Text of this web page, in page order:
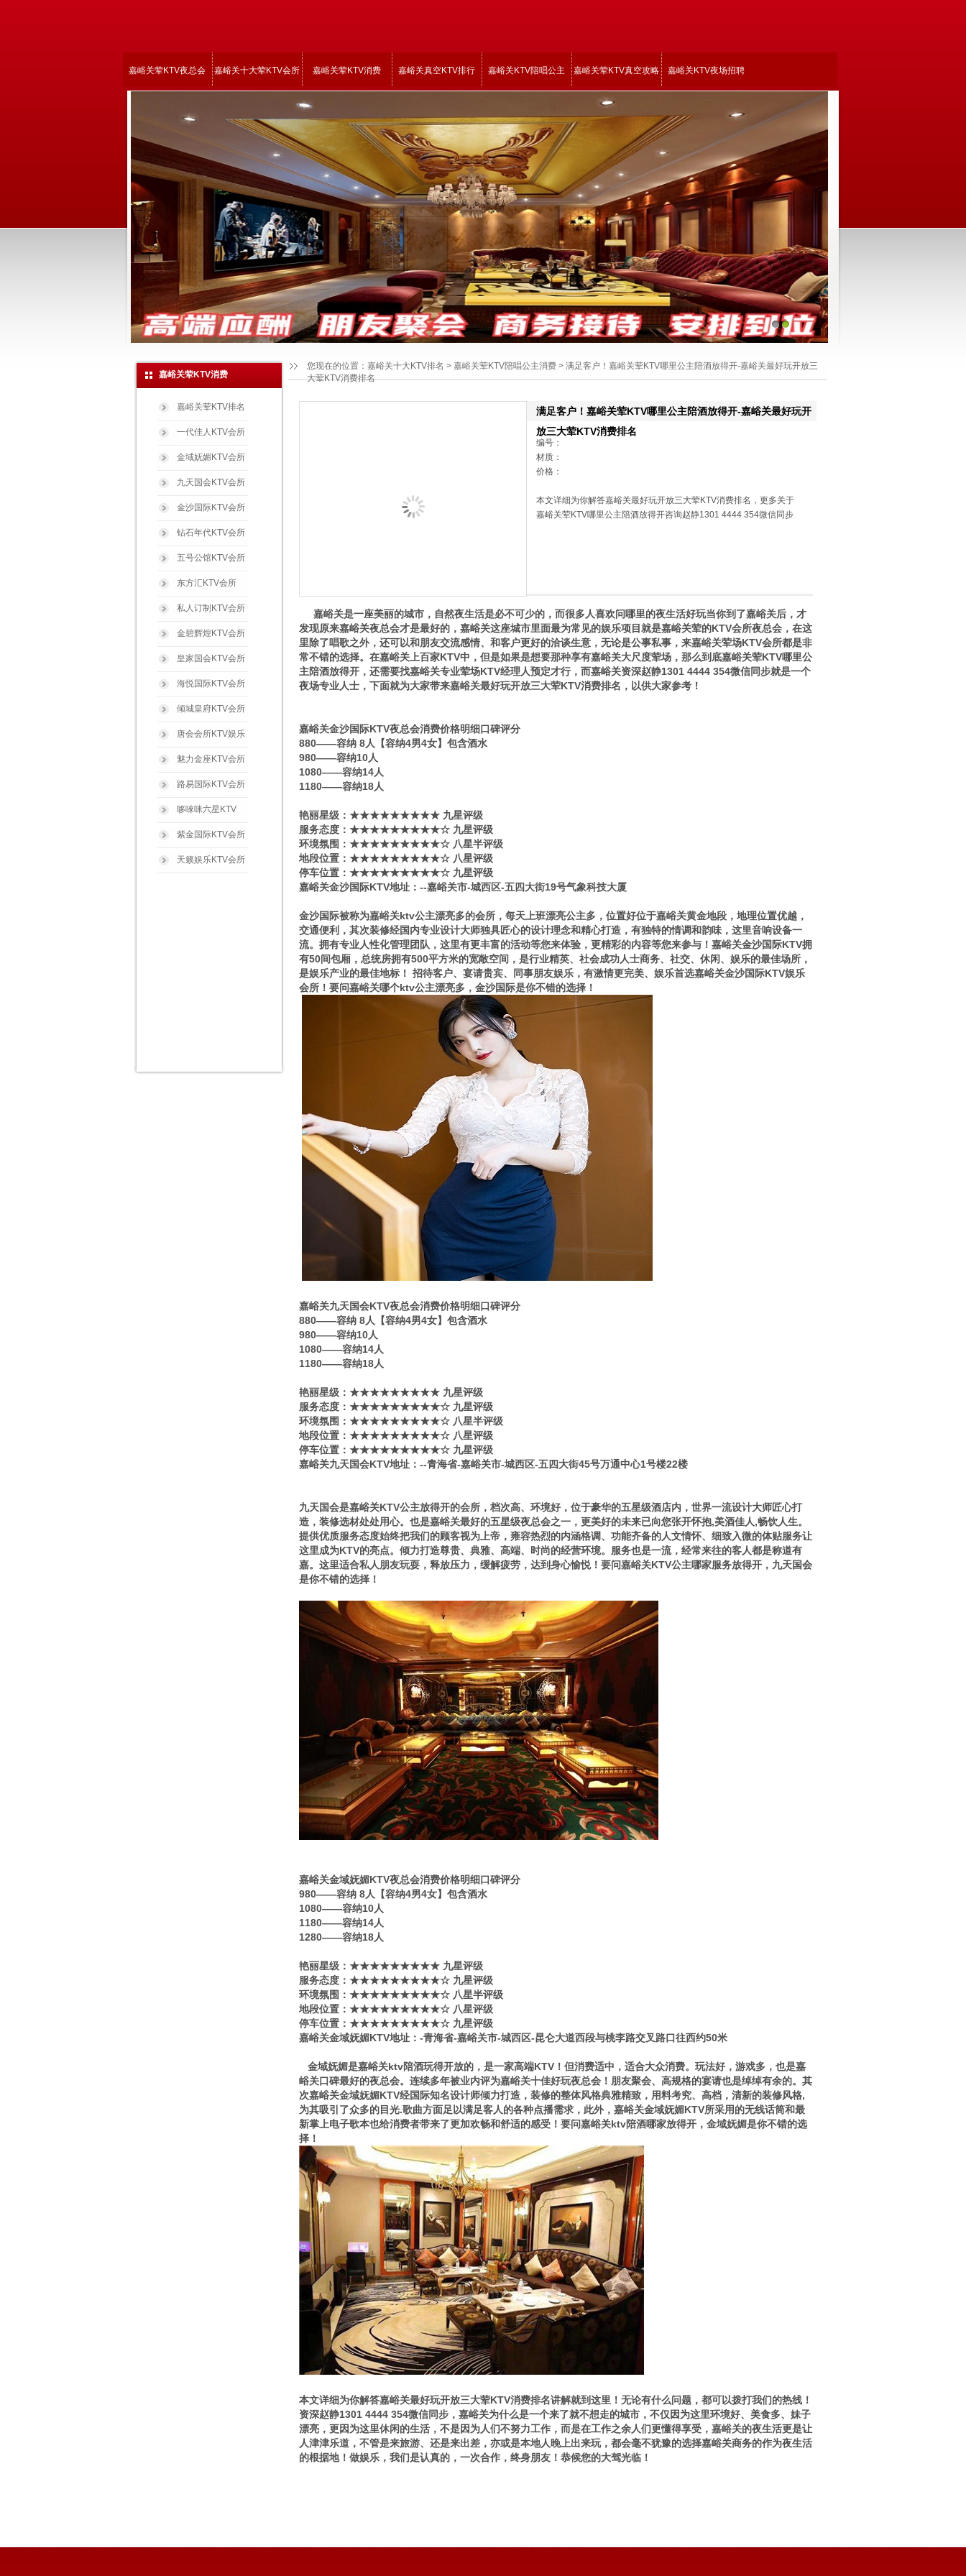
1 2
嘉峪关荤KTV夜总会 嘉峪关十大荤KTV会所 嘉峪关荤KTV消费 嘉峪关真空KTV排行 嘉峪关KTV陪唱公主 嘉峪关荤KTV真空攻略 嘉峪关KTV夜场招聘
嘉峪关荤KTV消费
嘉峪关荤KTV排名
一代佳人KTV会所
金域妩媚KTV会所
九天国会KTV会所
金沙国际KTV会所
钻石年代KTV会所
五号公馆KTV会所
东方汇KTV会所
私人订制KTV会所
金碧辉煌KTV会所
皇家国会KTV会所
海悦国际KTV会所
倾城皇府KTV会所
唐会会所KTV娱乐
魅力金座KTV会所
路易国际KTV会所
哆唻咪六星KTV
紫金国际KTV会所
天籁娱乐KTV会所
您现在的位置： 嘉峪关十大KTV排名 > 嘉峪关荤KTV陪唱公主消费 > 满足客户！嘉峪关荤KTV哪里公主陪酒放得开-嘉峪关最好玩开放三
大荤KTV消费排名
满足客户！嘉峪关荤KTV哪里公主陪酒放得开-嘉峪关最好玩开
放三大荤KTV消费排名
编号：
材质：
价格：
本文详细为你解答嘉峪关最好玩开放三大荤KTV消费排名，更多关于
嘉峪关荤KTV哪里公主陪酒放得开咨询赵静1301 4444 354微信同步
嘉峪关是一座美丽的城市，自然夜生活是必不可少的，而很多人喜欢问哪里的夜生活好玩当你到了嘉峪关后，才
发现原来嘉峪关夜总会才是最好的，嘉峪关这座城市里面最为常见的娱乐项目就是嘉峪关荤的KTV会所夜总会，在这
里除了唱歌之外，还可以和朋友交流感情、和客户更好的洽谈生意，无论是公事私事，来嘉峪关荤场KTV会所都是非
常不错的选择。在嘉峪关上百家KTV中，但是如果是想要那种享有嘉峪关大尺度荤场，那么到底嘉峪关荤KTV哪里公
主陪酒放得开，还需要找嘉峪关专业荤场KTV经理人预定才行，而嘉峪关资深赵静1301 4444 354微信同步就是一个
夜场专业人士，下面就为大家带来嘉峪关最好玩开放三大荤KTV消费排名，以供大家参考！
嘉峪关金沙国际KTV夜总会消费价格明细口碑评分
880——容纳 8人【容纳4男4女】包含酒水
980——容纳10人
1080——容纳14人
1180——容纳18人
艳丽星级​‌‌：★★★★★★★★★ 九星评级
服务态度：★★★★★★★★★☆ 九星评级
环境氛围：★★★★★★★★★☆ 八星半评级
地段位置：★★★★★★★★★☆ 八星评级
停车位置：★★★★★★★★★☆ 九星评级
嘉峪关金沙国际KTV地址：--嘉峪关市-城西区-五四大街19号气象科技大厦
金沙国际被称为嘉峪关ktv公主漂亮多的会所，每天上班漂亮公主多，位置好位于嘉峪关黄金地段，地理位置优越，
交通便利，其次装修经国内专业设计大师独具匠心的设计理念和精心打造，有独特的情调和韵味，这里音响设备一
流。拥有专业人性化管理团队，这里有更丰富的活动等您来体验，更精彩的内容等您来参与！嘉峪关金沙国际KTV拥
有50间包厢，总统房拥有500平方米的宽敞空间，是行业精英、社会成功人士商务、社交、休闲、娱乐的最佳场所，
是娱乐产业的最佳地标！ 招待客户、宴请贵宾、同事朋友娱乐，有激情更完美、娱乐首选嘉峪关金沙国际KTV娱乐
会所！要问嘉峪关哪个ktv公主漂亮多，金沙国际是你不错的选择！
嘉峪关九天国会KTV夜总会消费价格明细口碑评分
880——容纳 8人【容纳4男4女】包含酒水
980——容纳10人
1080——容纳14人
1180——容纳18人
艳丽星级​‌‌：★★★★★★★★★ 九星评级
服务态度：★★★★★★★★★☆ 九星评级
环境氛围：★★★★★★★★★☆ 八星半评级
地段位置：★★★★★★★★★☆ 八星评级
停车位置：★★★★★★★★★☆ 九星评级
嘉峪关九天国会KTV地址：--青海省-嘉峪关市-城西区-五四大街45号万通中心1号楼22楼
九天国会是嘉峪关KTV公主放得开的会所，档次高、环境好，位于豪华的五星级酒店内，世界一流设计大师匠心打
造，装修选材处处用心。也是嘉峪关最好的五星级夜总会之一，更美好的未来已向您张开怀抱,美酒佳人,畅饮人生。
提供优质服务态度始终把我们的顾客视为上帝，雍容热烈的内涵格调、功能齐备的人文情怀、细致入微的体贴服务让
这里成为KTV的亮点。倾力打造尊贵、典雅、高端、时尚的经营环境。服务也是一流，经常来往的客人都是称道有
嘉。这里适合私人朋友玩耍，释放压力，缓解疲劳，达到身心愉悦！要问嘉峪关KTV公主哪家服务放得开，九天国会
是你不错的选择！
嘉峪关金域妩媚KTV夜总会消费价格明细口碑评分
980——容纳 8人【容纳4男4女】包含酒水
1080——容纳10人
1180——容纳14人
1280——容纳18人
艳丽星级​‌‌：★★★★★★★★★ 九星评级
服务态度：★★★★★★★★★☆ 九星评级
环境氛围：★★★★★★★★★☆ 八星半评级
地段位置：★★★★★★★★★☆ 八星评级
停车位置：★★★★★★★★★☆ 九星评级
嘉峪关金域妩媚KTV地址：-青海省-嘉峪关市-城西区-昆仑大道西段与桃李路交叉路口往西约50米
金域妩媚是嘉峪关ktv陪酒玩得开放的，是一家高端KTV！但消费适中，适合大众消费。玩法好，游戏多，也是嘉
峪关口碑最好的夜总会。连续多年被业内评为嘉峪关十佳好玩夜总会！朋友聚会、高规格的宴请也是绰绰有余的。其
次嘉峪关金域妩媚KTV经国际知名设计师倾力打造，装修的整体风格典雅精致，用料考究、高档，清新的装修风格,
为其吸引了众多的目光.歌曲方面足以满足客人的各种点播需求，此外，嘉峪关金域妩媚KTV所采用的无线话筒和最
新掌上电子歌本也给消费者带来了更加欢畅和舒适的感受！要问嘉峪关ktv陪酒哪家放得开，金域妩媚是你不错的选
择！
本文详细为你解答嘉峪关最好玩开放三大荤KTV消费排名讲解就到这里！无论有什么问题，都可以拨打我们的热线！
资深赵静1301 4444 354微信同步，嘉峪关为什么是一个来了就不想走的城市，不仅因为这里环境好、美食多、妹子
漂亮，更因为这里休闲的生活，不是因为人们不努力工作，而是在工作之余人们更懂得享受，嘉峪关的夜生活更是让
人津津乐道，不管是来旅游、还是来出差，亦或是本地人晚上出来玩，都会毫不犹豫的选择嘉峪关商务的作为夜生活
的根据地！做娱乐，我们是认真的，一次合作，终身朋友！恭候您的大驾光临！